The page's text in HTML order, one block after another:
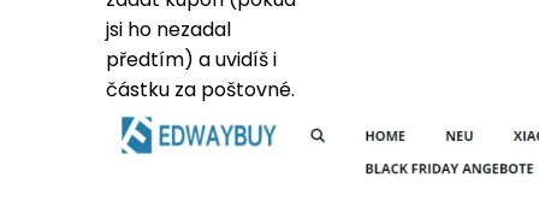
jsi ho nezadal
předtím) a uvidíš i
částku za poštovné.